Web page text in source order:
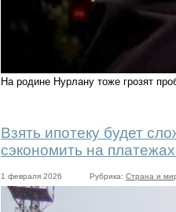
На родине Нурлану тоже грозят
Взять ипотеку будет
сэкономить на
1 февраля 2026 Рубрика: Страна и